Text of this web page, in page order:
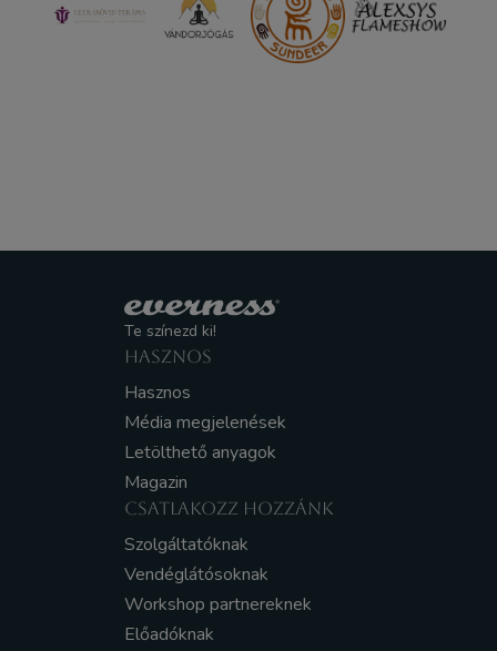
Te színezd ki!
HASZNOS
Hasznos
Média megjelenések
Letölthető anyagok
Magazin
CSATLAKOZZ HOZZÁNK
Szolgáltatóknak
Vendéglátósoknak
Workshop partnereknek
Előadóknak